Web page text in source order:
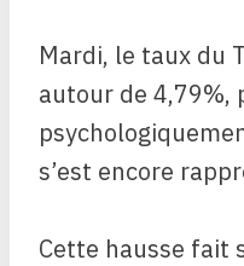
Mardi, le taux du
autour de 4,79%,
s’est encore
Cette hausse fait